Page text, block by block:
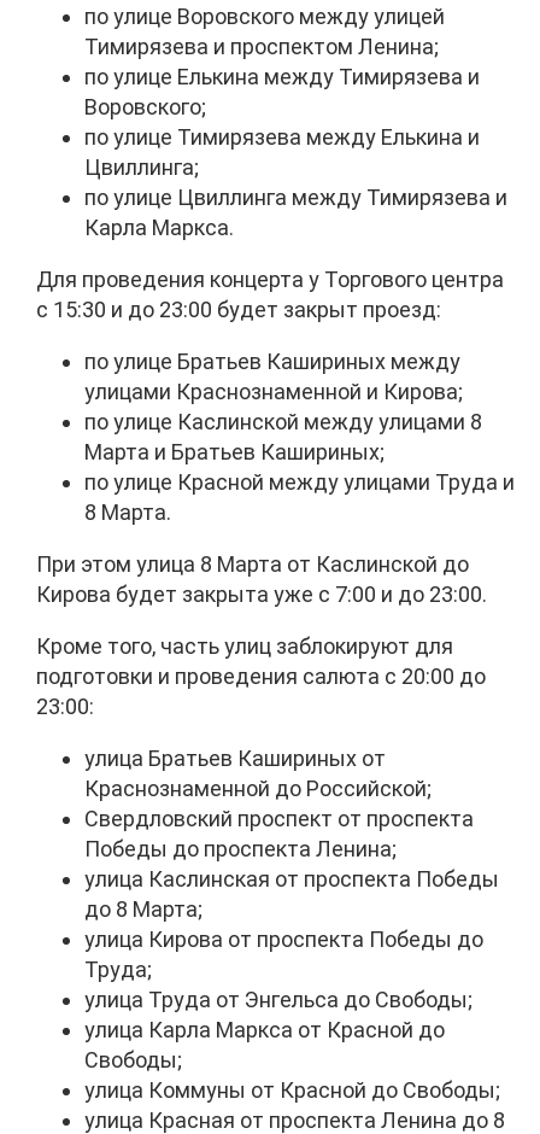
по улице Воровского между улицей
Тимирязева и проспектом Ленина;
по улице Елькина между Тимирязева и
Воровского;
по улице Тимирязева между Елькина и
Цвиллинга;
по улице Цвиллинга между Тимирязева и
Карла Маркса.
Для проведения концерта у Торгового центра
с 15:30 и до 23:00 будет закрыт проезд:
по улице Братьев Кашириных между
улицами Краснознаменной и Кирова;
по улице Каслинской между улицами 8
Марта и Братьев Кашириных;
по улице Красной между улицами Труда и
8 Марта.
При этом улица 8 Марта от Каслинской до
Кирова будет закрыта уже с 7:00 и до 23:00.
Кроме того, часть улиц заблокируют для
подготовки и проведения салюта с 20:00 до
23:00:
улица Братьев Кашириных от
Краснознаменной до Российской;
Свердловский проспект от проспекта
Победы до проспекта Ленина;
улица Каслинская от проспекта Победы
до 8 Марта;
улица Кирова от проспекта Победы до
Труда;
улица Труда от Энгельса до Свободы;
улица Карла Маркса от Красной до
Свободы;
улица Коммуны от Красной до Свободы;
улица Красная от проспекта Ленина до 8